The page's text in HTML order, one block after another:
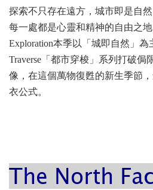
探索不只存在遠方，城市即是自
每一處都是心靈和精神的自由之地
Exploration本季以「城即自然」為
Traverse「都市穿梭」系列打破侷
像，在這個萬物復甦的新生季節
衣公式。
The North